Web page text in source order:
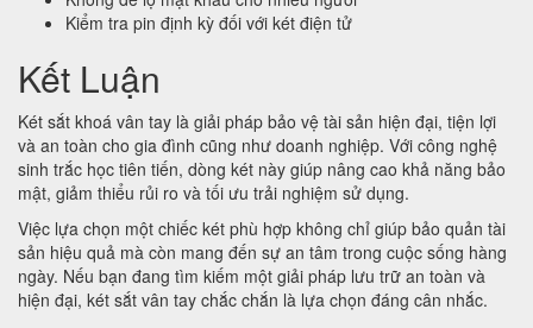
Kiểm tra pin định kỳ đối với két điện tử
Kết Luận
Két sắt khoá vân tay là giải pháp bảo vệ tài sản hiện đại, tiện lợi
và an toàn cho gia đình cũng như doanh nghiệp. Với công nghệ
sinh trắc học tiên tiến, dòng két này giúp nâng cao khả năng bảo
mật, giảm thiểu rủi ro và tối ưu trải nghiệm sử dụng.
Việc lựa chọn một chiếc két phù hợp không chỉ giúp bảo quản tài
sản hiệu quả mà còn mang đến sự an tâm trong cuộc sống hàng
ngày. Nếu bạn đang tìm kiếm một giải pháp lưu trữ an toàn và
hiện đại, két sắt vân tay chắc chắn là lựa chọn đáng cân nhắc.